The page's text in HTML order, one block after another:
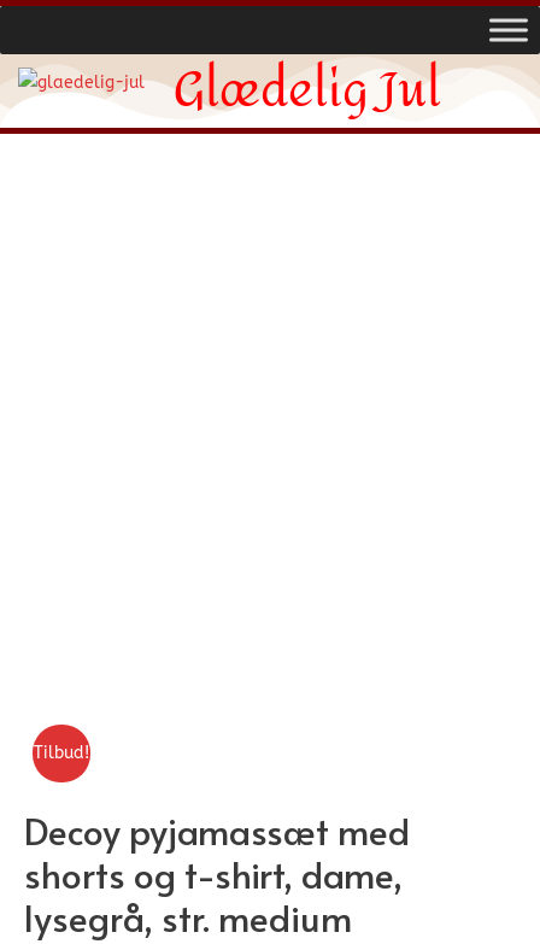
Glædelig Jul
Tilbud!
Decoy pyjamassæt med
shorts og t-shirt, dame,
lysegrå, str. medium